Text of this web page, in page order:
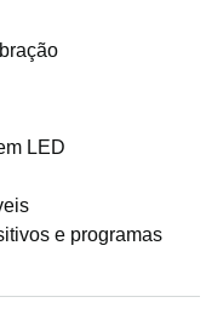
LED
e programas